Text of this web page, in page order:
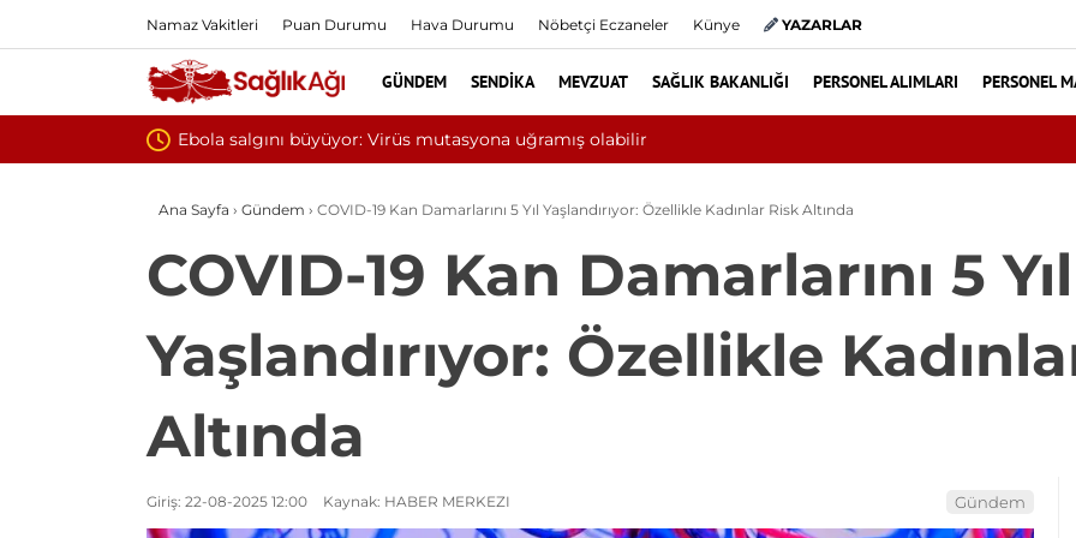
Namaz Vakitleri Puan Durumu Hava Durumu Nöbetçi Eczaneler Künye YAZARLAR
GÜNDEM SENDIKA MEVZUAT SAĞLIK BAKANLIĞI PERSONEL ALIMLARI PERSONEL
Yılın ilk 6 ayında 10 bini aşkın hasta hiperbarik oksijen tedavisinden
Ana Sayfa › Gündem › COVID-19 Kan Damarlarını 5 Yıl Yaşlandırıyor: Özellikle Kadınlar Risk Altında
COVID-19 Kan Damarlarını 5 Yıl
Yaşlandırıyor: Özellikle
Altında
Giriş: 22-08-2025 12:00 Kaynak: HABER MERKEZI Gündem